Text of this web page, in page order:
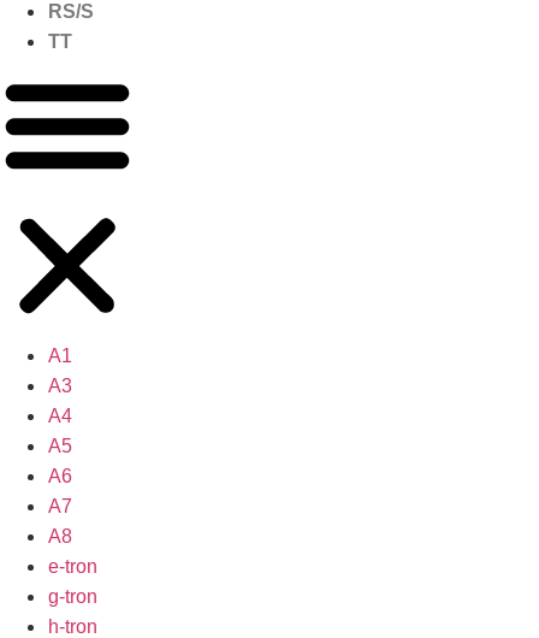
RS/S
TT
A1
A3
A4
A5
A6
A7
A8
e-tron
g-tron
h-tron